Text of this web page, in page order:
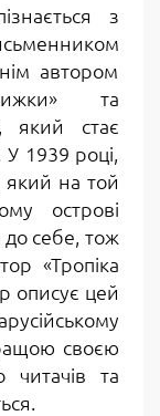
з
автором
та
який стає
1939 році,
на той
острові
себе, тож
«Тропіка
описує цей
своєю
та